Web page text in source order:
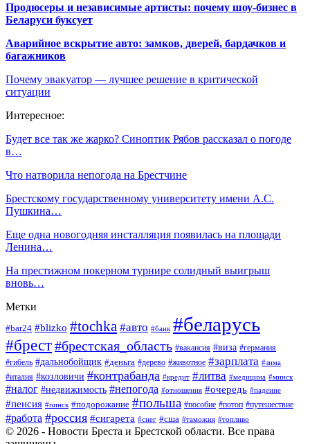
Продюсеры и независимые артисты: почему шоу-бизнес в
Беларуси буксует
Аварийное вскрытие авто: замков, дверей, бардачков и
багажников
Почему эвакуатор — лучшее решение в критической
ситуации
Интересное:
Будет все так же жарко? Синоптик Рябов рассказал о погоде
в…
Что натворила непогода на Брестчине
Брестскому государственному университету имени А.С.
Пушкина…
Еще одна новогодняя инсталляция появилась на площади
Ленина…
На престижном покерном турнире солидный выигрыш
вновь…
Метки
#bar24 #blizko #tochka #авто #банк #беларусь
#брест#брестская_область #вакансия #виза #германия
#гибель #дальнобойщик #деньга #дерево #животное #зарплата #зима
#италия #козловичи #контрабанда #кредит #литва #медицина #минск
#налог #недвижимость #непогода #отношения #очередь #падение
#пенсия #пинск #подорожание #польша #пособие #потоп #путешествие
#работа #россия #сигарета #снег #сша #таможня #топливо
© 2026 - Новости Бреста и Брестской области. Все права